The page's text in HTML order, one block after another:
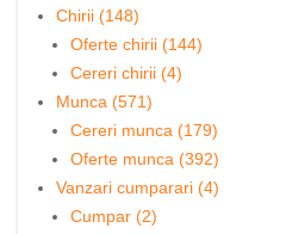
Chirii (148)
Oferte chirii (144)
Cereri chirii (4)
Munca (571)
Cereri munca (179)
Oferte munca (392)
Vanzari cumparari (4)
Cumpar (2)